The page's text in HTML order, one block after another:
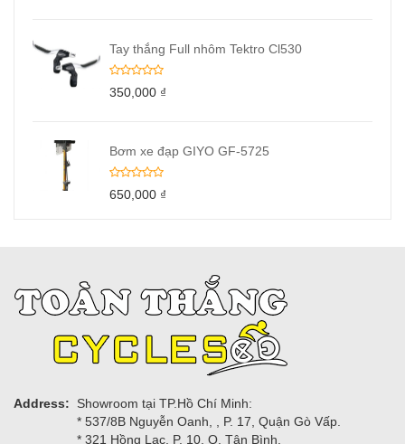
Tay thắng Full nhôm Tektro Cl530
350,000 ₫
Bơm xe đạp GIYO GF-5725
650,000 ₫
Address:
Showroom tại TP.Hồ Chí Minh:
* 537/8B Nguyễn Oanh, , P. 17, Quận Gò Vấp.
* 321 Hồng Lạc, P. 10, Q. Tân Bình.